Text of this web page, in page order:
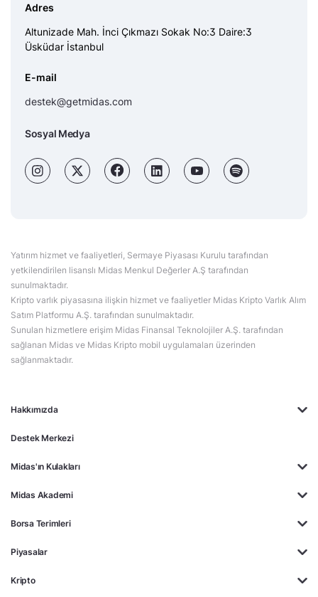
Hakkımızda
Destek Merkezi
Midas'ın Kulakları
Midas Akademi
Borsa Terimleri
Piyasalar
Kripto
Adres
Altunizade Mah. İnci Çıkmazı Sokak No:3 Daire:3
Üsküdar İstanbul
E-mail
destek@getmidas.com
Sosyal Medya
Yatırım hizmet ve faaliyetleri, Sermaye Piyasası Kurulu tarafından
yetkilendirilen lisanslı Midas Menkul Değerler A.Ş tarafından
sunulmaktadır.
Kripto varlık piyasasına ilişkin hizmet ve faaliyetler Midas Kripto Varlık Alım
Satım Platformu A.Ş. tarafından sunulmaktadır.
Sunulan hizmetlere erişim Midas Finansal Teknolojiler A.Ş. tarafından
sağlanan Midas ve Midas Kripto mobil uygulamaları üzerinden
sağlanmaktadır.